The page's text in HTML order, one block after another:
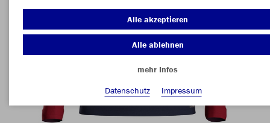
Alle akzeptieren
Alle ablehnen
mehr Infos
Datenschutz
Impressum